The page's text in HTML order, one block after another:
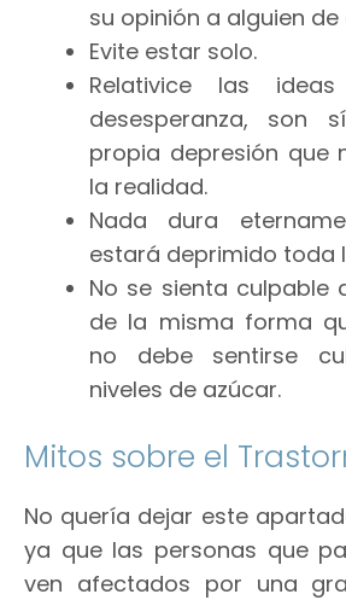
su opinión a alguien
Evite estar solo.
Relativice las
desesperanza, son
propia depresión que
la realidad.
Nada dura
estará deprimido toda
No se sienta culpable
de la misma forma
no debe sentirse
niveles de azúcar.
Mitos sobre el
No quería dejar este
ya que las personas que
ven afectados por una